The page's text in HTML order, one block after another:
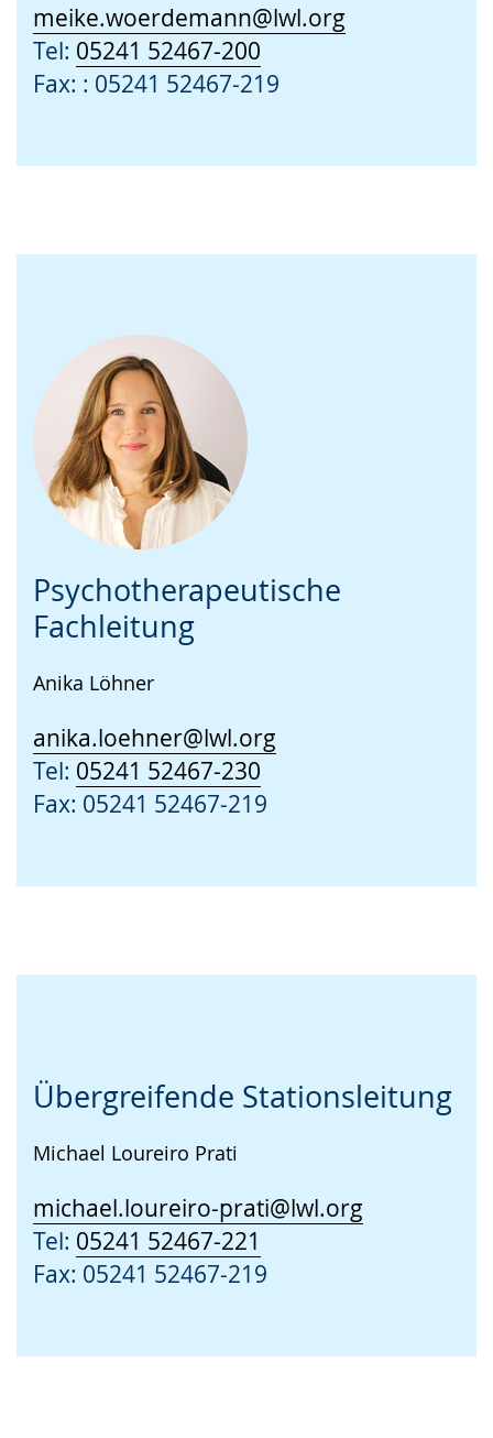
meike.woerdemann@lwl.org
Tel: 05241 52467-200
Fax: : 05241 52467-219
Psychotherapeutische
Fachleitung
Anika Löhner
anika.loehner@lwl.org
Tel: 05241 52467-230
Fax: 05241 52467-219
Übergreifende Stationsleitung
Michael Loureiro Prati
michael.loureiro-prati@lwl.org
Tel: 05241 52467-221
Fax: 05241 52467-219